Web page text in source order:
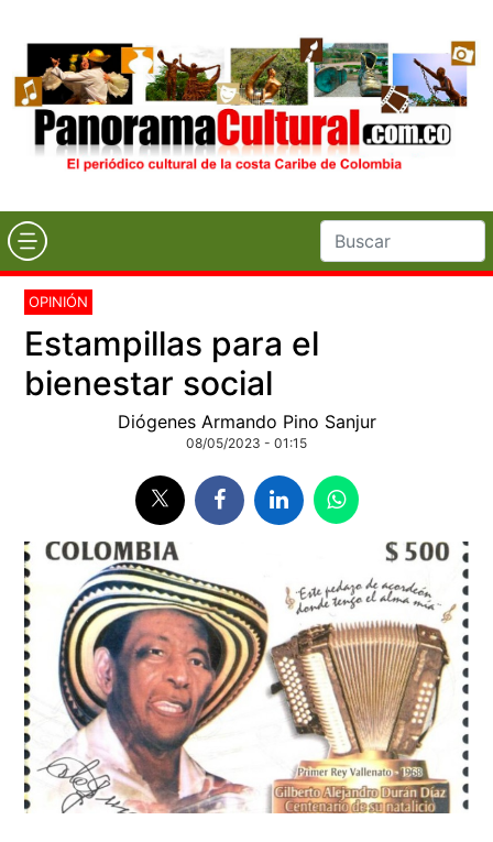
OPINIÓN
Estampillas para el
bienestar social
Diógenes Armando Pino Sanjur
08/05/2023 - 01:15